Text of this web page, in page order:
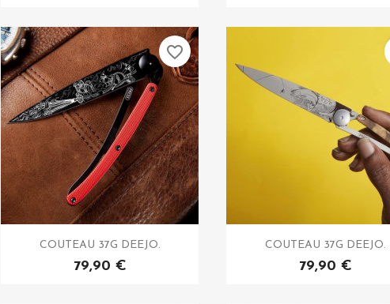
COUTEAU 37G DEEJO.
79,90 €
favorite_border
COUTEAU 37G DEEJO.
79,90 €